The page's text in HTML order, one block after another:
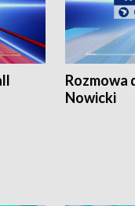
Rozmowa
Nowicki